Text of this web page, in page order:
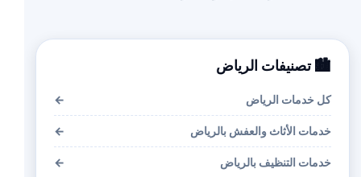
🏙️ تصنيفات الرياض
كل خدمات الرياض ←
خدمات الأثاث والعفش بالرياض ←
خدمات التنظيف بالرياض ←